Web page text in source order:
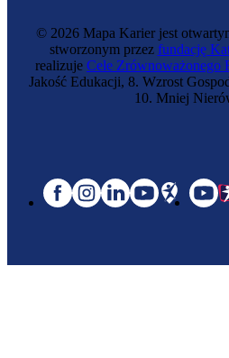
© 2026 Mapa Karier jest
stworzonym przez fundację
realizuje Cele Zrównoważonego
Jakość Edukacji, 8. Wzrost
10. Mniej